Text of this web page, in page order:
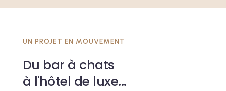
UN PROJET EN MOUVEMENT
Du bar à chats
à l'hôtel de luxe...